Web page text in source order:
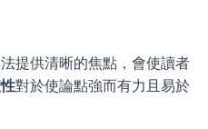
提供清晰的焦點，會使讀者
對於使論點強而有力且易於